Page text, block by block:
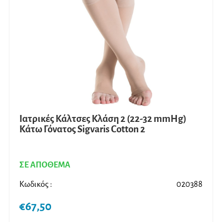
Ιατρικές Κάλτσες Κλάση 2 (22-32 mmHg)
Κάτω Γόνατος Sigvaris Cotton 2
ΣΕ ΑΠΟΘΕΜΑ
Κωδικός : 020388
€67,50